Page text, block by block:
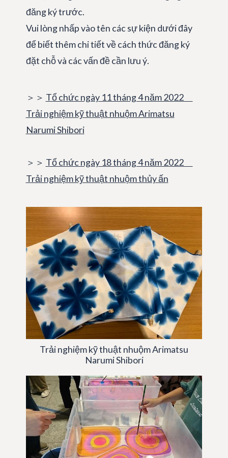
đăng ký trước.
Vui lòng nhấp vào tên các sự kiện dưới đây
để biết thêm chi tiết về cách thức đăng ký
đặt chỗ và các vấn đề cần lưu ý.
＞＞ Tổ chức ngày 11 tháng 4 năm 2022
Trải nghiệm kỹ thuật nhuộm Arimatsu
Narumi Shibori
＞＞ Tổ chức ngày 18 tháng 4 năm 2022
Trải nghiệm kỹ thuật nhuộm thủy ấn
Trải nghiệm kỹ thuật nhuộm Arimatsu
Narumi Shibori